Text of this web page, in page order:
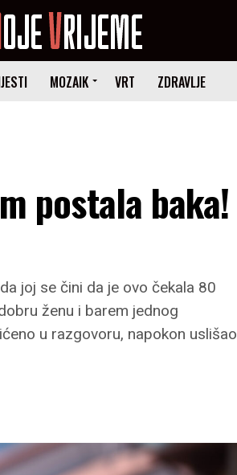
MOZAIK VRT ZDRAVLJE
postala baka!
joj se čini da je ovo čekala 80
ženu i barem jednog
u razgovoru, napokon uslišao